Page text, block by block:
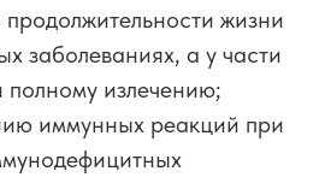
жизни
заболеваниях, а у части
излечению;
иммунных реакций при